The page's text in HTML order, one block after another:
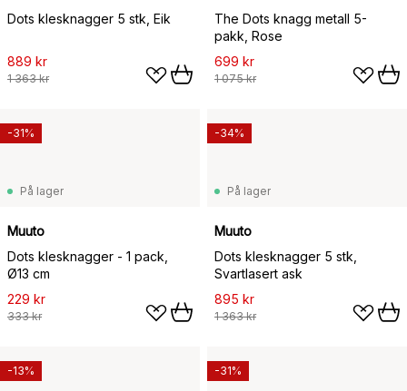
Dots klesknagger 5 stk, Eik
889 kr
1 363 kr
The Dots knagg metall 5-
pakk, Rose
699 kr
1 075 kr
På lager
Muuto
Dots klesknagger - 1 pack,
Ø13 cm
229 kr
333 kr
-31%
På lager
Muuto
Dots klesknagger 5 stk,
Svartlasert ask
895 kr
1 363 kr
-34%
-13% -31%